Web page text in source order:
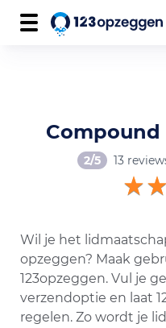
Compound
2/5 13
Wil je het
opzeggen? Maak
123opzeggen. Vul je
verzendoptie en laat
regelen. Zo wordt je